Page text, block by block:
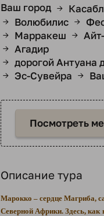
Ваш город →
→ Волюбилис →
→ Марракеш →
→ Агадир
→ дорогой Антуана
→ Эс-Сувейра →
Посмотреть
Описание тура
Марокко – сердце Магриба,
Северной Африки. Здесь, как